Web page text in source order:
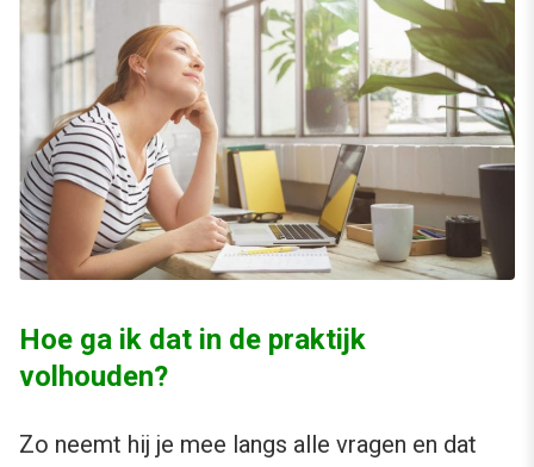
Hoe ga ik dat in de praktijk
volhouden?
Zo neemt hij je mee langs alle vragen en dat